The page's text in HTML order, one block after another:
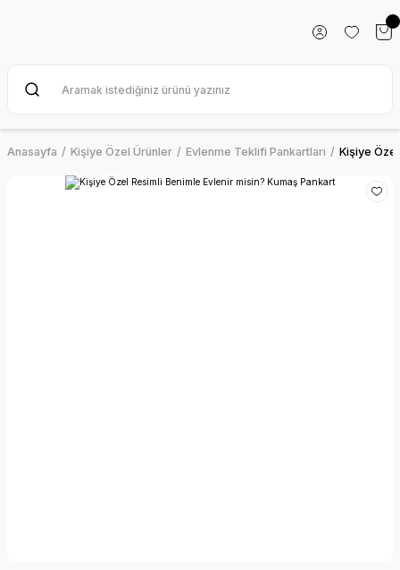
Anasayfa Kişiye Özel Ürünler Evlenme Teklifi Pankartları Kişiye